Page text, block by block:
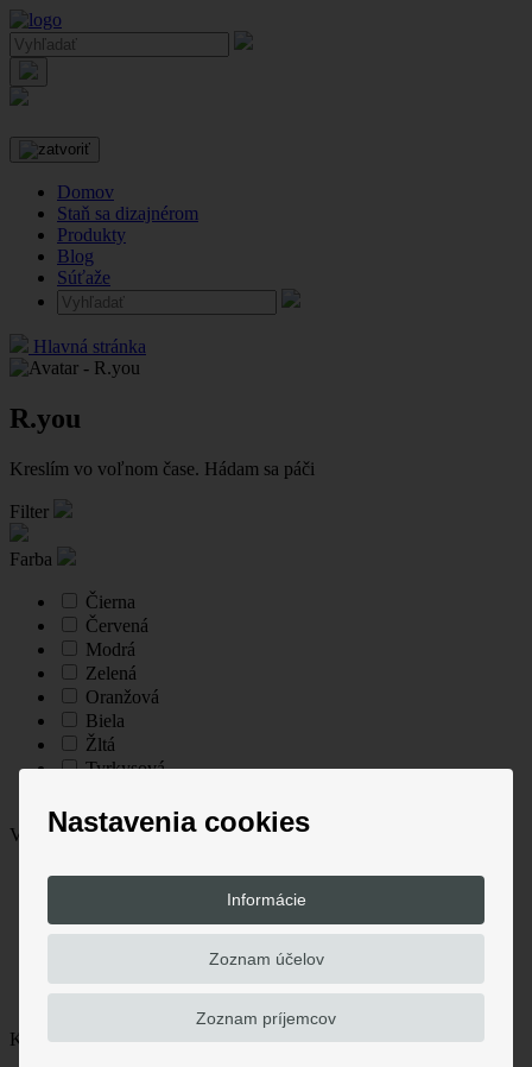
Domov
Staň sa dizajnérom
Produkty
Blog
Súťaže
Hlavná stránka
R.you
Kreslím vo voľnom čase. Hádam sa páči
Filter
Farba
Čierna
Červená
Modrá
Zelená
Oranžová
Biela
Žltá
Tyrkysová
Veľkosť
XS
M
XXL
Kategória
Nastavenia cookies
Informácie
Zoznam účelov
Zoznam príjemcov